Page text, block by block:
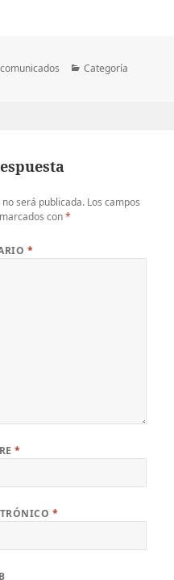
Autor
comunicados Categorías
Categoría
será publicada. Los campos
con*
*
*
*